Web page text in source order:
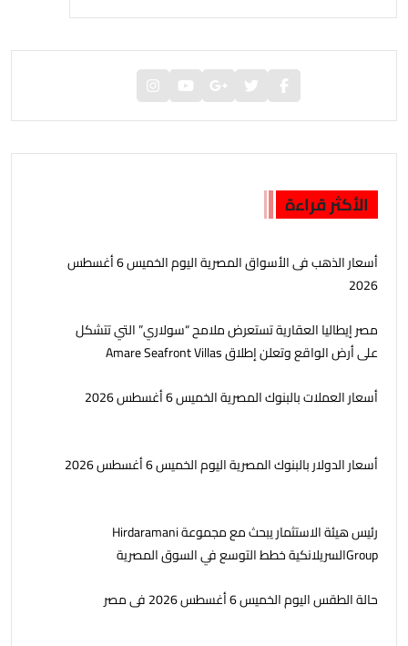
الأكثر قراءة
أسعار الذهب فى الأسواق المصرية اليوم الخميس 6 أغسطس
2026
مصر إيطاليا العقارية تستعرض ملامح “سولاري” التي تتشكل
على أرض الواقع وتعلن إطلاق Amare Seafront Villas
أسعار العملات بالبنوك المصرية الخميس 6 أغسطس 2026
أسعار الدولار بالبنوك المصرية اليوم الخميس 6 أغسطس 2026
رئيس هيئة الاستثمار يبحث مع مجموعة Hirdaramani
Groupالسريلانكية خطط التوسع في السوق المصرية
حالة الطقس اليوم الخميس 6 أغسطس 2026 فى مصر